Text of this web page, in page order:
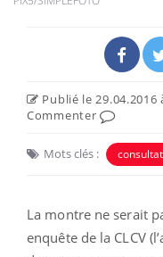
Publié le 29.04.2016
Commenter
Mots clés :
La montre ne serait
enquête de la CLCV